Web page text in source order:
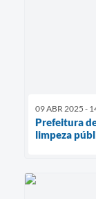
09 ABR 2025 -
Prefeitura
limpeza